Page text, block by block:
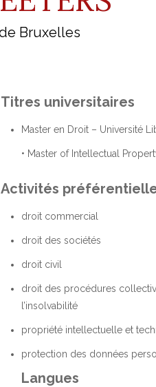
Bruxelles
Titres universitaires
Master en Droit – Université
• Master of Intellectual
Activités
droit commercial
droit des sociétés
droit civil
droit des procédures
l’insolvabilité
propriété intellectuelle et
protection des données
Langues